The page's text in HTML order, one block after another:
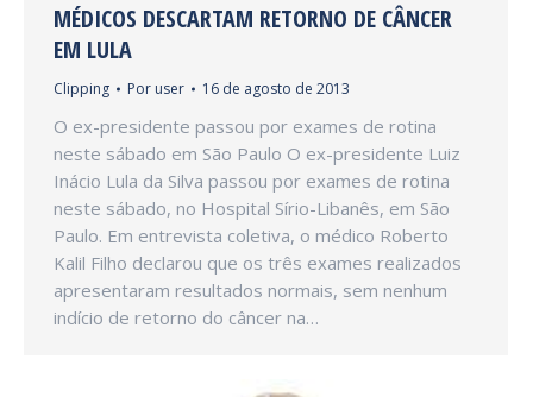
MÉDICOS DESCARTAM RETORNO DE CÂNCER
EM LULA
Clipping Por user 16 de agosto de 2013
O ex-presidente passou por exames de rotina
neste sábado em São Paulo O ex-presidente Luiz
Inácio Lula da Silva passou por exames de rotina
neste sábado, no Hospital Sírio-Libanês, em São
Paulo. Em entrevista coletiva, o médico Roberto
Kalil Filho declarou que os três exames realizados
apresentaram resultados normais, sem nenhum
indício de retorno do câncer na…